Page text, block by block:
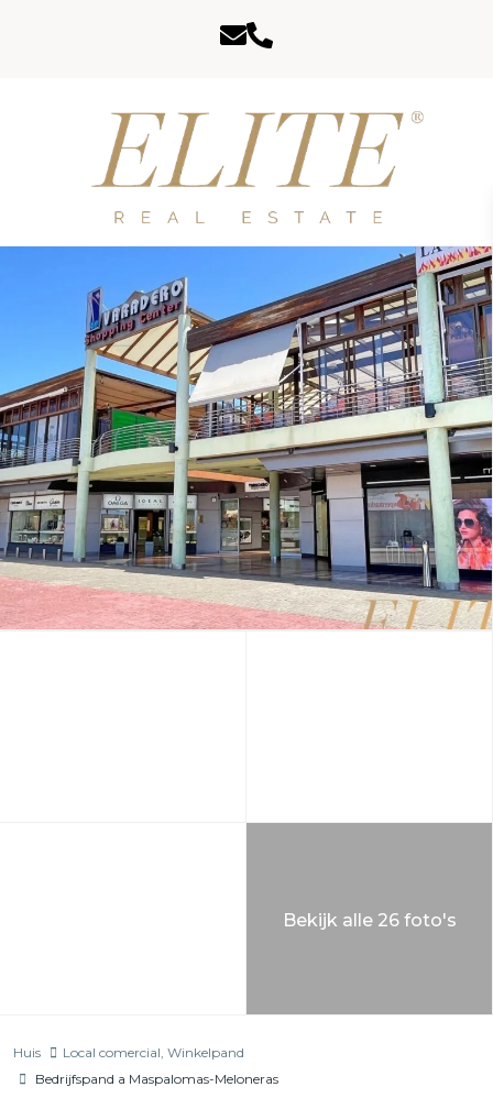
Bekijk alle 26 foto's
Huis Local comercial Winkelpand
Bedrijfspand a Maspalomas-Meloneras